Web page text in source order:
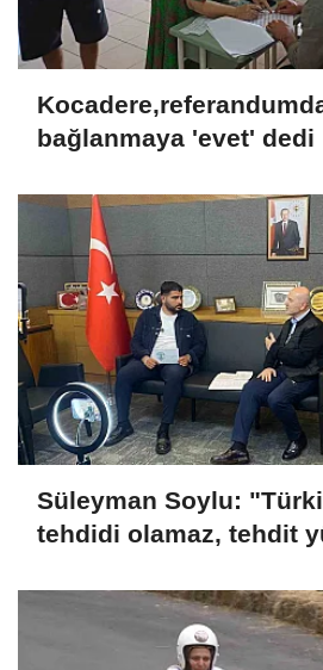
bağlanmaya 'evet' dedi
Süleyman Soylu:
tehdidi olamaz, tehdit